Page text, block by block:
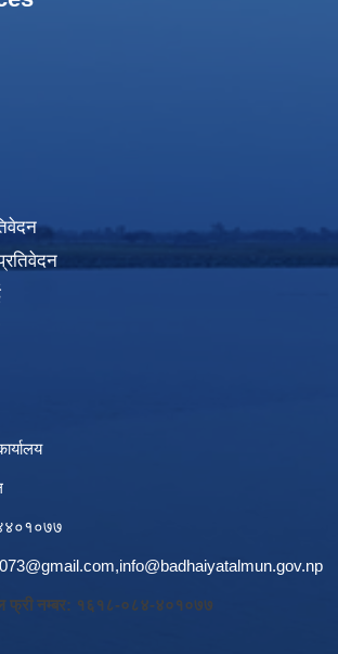
info@badhaiyatalmun.gov.np
फ्री नम्बर: १६१८-०८४-४०१०७७